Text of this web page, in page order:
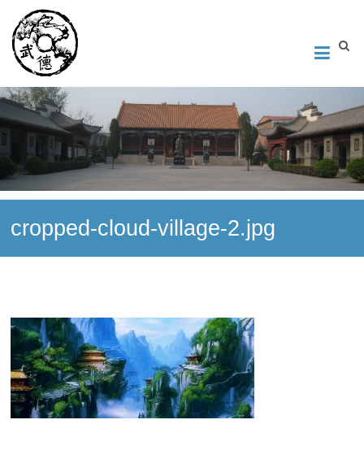
Институт Исследования Внутреннего Искусства
Школа тайцзи-цюань стиля Чэнь, Петербург. Руководитель
Андрей Середняков.
cropped-cloud-village-2.jpg